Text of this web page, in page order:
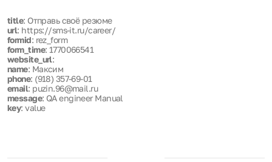
title: Отправь своё резюме
url: https://sms-it.ru/career/
formid: rez_form
form_time: 1770066541
website_url:
name: Максим
phone: (918) 357-69-01
email: puzin.96@mail.ru
message: QA engineer Manual
key: value